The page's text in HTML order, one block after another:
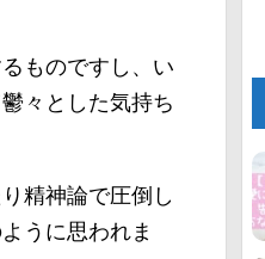
ものですし、い
々とした気持ち
精神論で圧倒し
うに思われま